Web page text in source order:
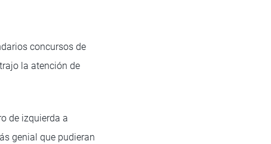
concursos de
la atención de
de izquierda a
genial que pudieran